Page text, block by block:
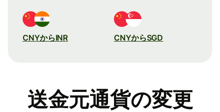
CNYからINR CNYからSGD
送金元通貨の変更